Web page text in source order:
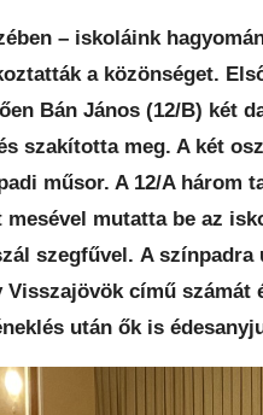
– iskoláink
a közönséget.
Bán János (12/B) két
szakította meg. A két
műsor. A 12/A három
mutatta be az
szegfűvel. A
Visszajövök című
után ők is